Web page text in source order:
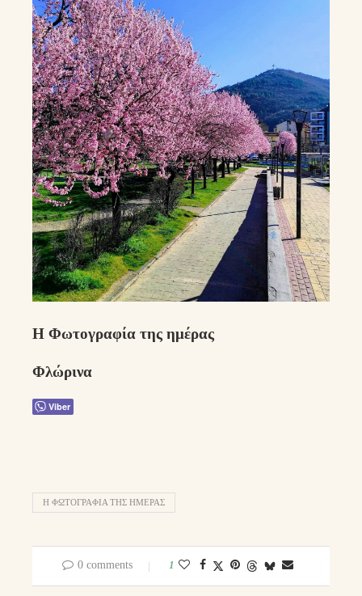
Η Φωτογραφία της ημέρας
Φλώρινα
Viber
Η ΦΩΤΟΓΡΑΦΊΑ ΤΗΣ ΗΜΈΡΑΣ
0 comments 1